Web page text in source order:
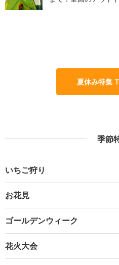
夏休み特集
季節
いちご狩り
お花見
ゴールデンウィーク
花火大会